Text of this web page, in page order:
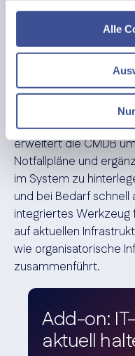
Alle
Anwendungen,
Diese strukturierte
individuelle IT-
die konkrete IT-
zugeschnitten sind.
Besonders
Kombination mit dem
erweitert die CMDB
Notfallpläne und
im System zu
und bei Bedarf
integriertes Werkzeug
auf aktuellen
wie organisatorische
zusammenführt.
Add-on:
aktuell